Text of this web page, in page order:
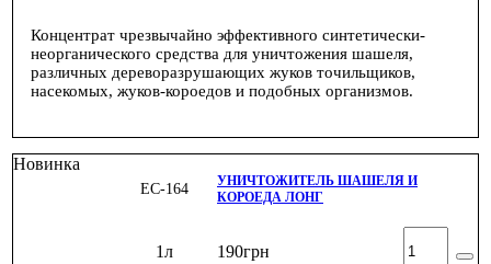
Концентрат чрезвычайно эффективного синтетически-
неорганического средства для уничтожения шашеля,
различных дереворазрушающих жуков точильщиков,
насекомых, жуков-короедов и подобных организмов.
Новинка
ЕС-164
УНИЧТОЖИТЕЛЬ ШАШЕЛЯ И
КОРОЕДА ЛОНГ
1л 190грн